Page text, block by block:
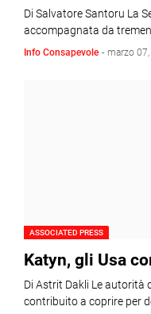
Di Salvatore Santoru La
accompagnata da
Info Consapevole - marzo
ASSOCIATED PRESS
Katyn, gli Usa
Di Astrit Dakli Le
contribuito a coprire per